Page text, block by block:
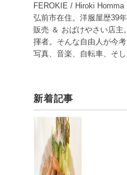
FEROKIE / Hiroki Homma
弘前市在住。洋服屋歴39
販売 ＆ おばけやさい店
揮者。そんな自由人が今
写真、音楽、自転車、そし
新着記事